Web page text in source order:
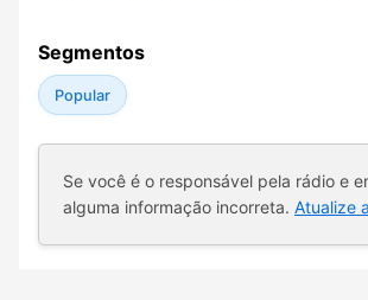
Segmentos
Popular
Se você é o responsável pela rádio e
alguma informação incorreta. Atualize